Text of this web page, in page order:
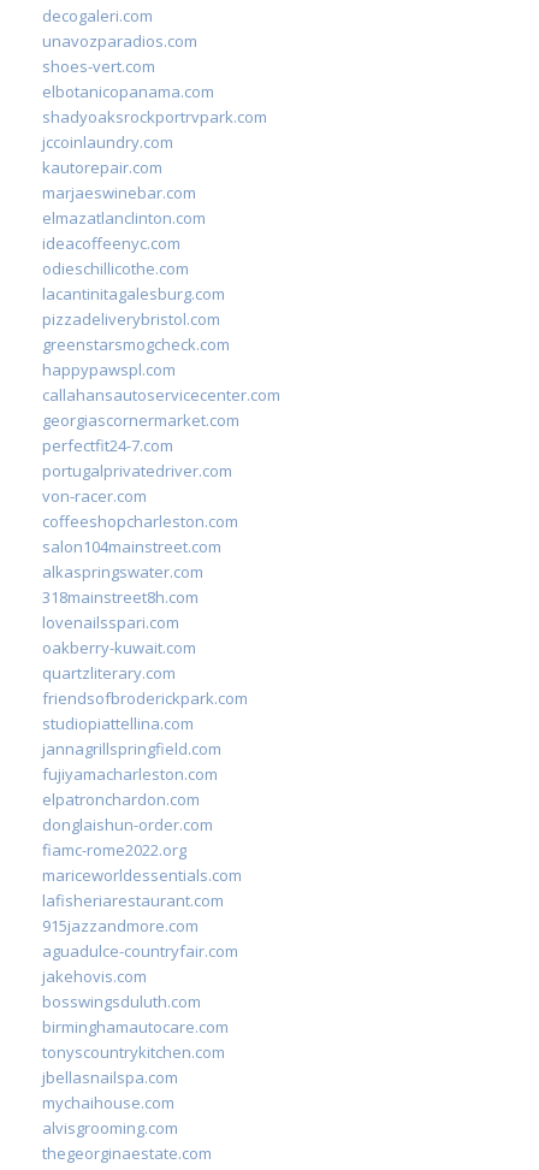
decogaleri.com
unavozparadios.com
shoes-vert.com
elbotanicopanama.com
shadyoaksrockportrvpark.com
jccoinlaundry.com
kautorepair.com
marjaeswinebar.com
elmazatlanclinton.com
ideacoffeenyc.com
odieschillicothe.com
lacantinitagalesburg.com
pizzadeliverybristol.com
greenstarsmogcheck.com
happypawspl.com
callahansautoservicecenter.com
georgiascornermarket.com
perfectfit24-7.com
portugalprivatedriver.com
von-racer.com
coffeeshopcharleston.com
salon104mainstreet.com
alkaspringswater.com
318mainstreet8h.com
lovenailsspari.com
oakberry-kuwait.com
quartzliterary.com
friendsofbroderickpark.com
studiopiattellina.com
jannagrillspringfield.com
fujiyamacharleston.com
elpatronchardon.com
donglaishun-order.com
fiamc-rome2022.org
mariceworldessentials.com
lafisheriarestaurant.com
915jazzandmore.com
aguadulce-countryfair.com
jakehovis.com
bosswingsduluth.com
birminghamautocare.com
tonyscountrykitchen.com
jbellasnailspa.com
mychaihouse.com
alvisgrooming.com
thegeorginaestate.com